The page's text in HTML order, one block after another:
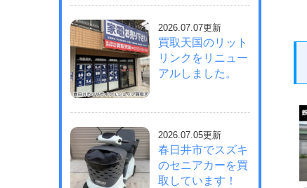
2026.07.07更新
買取天国のリット
リンクをリニュー
アルしました。
2026.07.05更新
春日井市でスズキ
のセニアカーを買
取しています！